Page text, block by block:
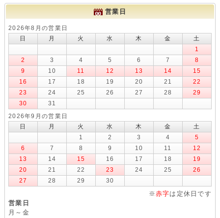
営業日
2026年8月の営業日
日
月 火 水 木 金
土
1
2
3 4 5 6 7
8
9
10 11 12 13 14
15
16
17 18 19 20 21
22
23
24 25 26 27 28
29
30
31
2026年9月の営業日
日
月 火 水 木 金
土
1
2 3 4
5
6
7 8 9 10 11
12
13
14 15 16 17 18
19
20
21 22 23 24 25
26
27
28 29 30
※ 赤字は定休日です
営業日
月～金